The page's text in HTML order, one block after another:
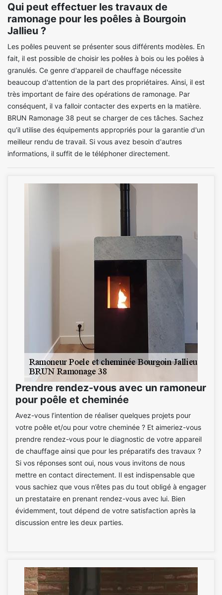
Qui peut effectuer les travaux de
ramonage pour les poêles à Bourgoin
Jallieu ?
Les poêles peuvent se présenter sous différents modèles. En
fait, il est possible de choisir les poêles à bois ou les poêles à
granulés. Ce genre d'appareil de chauffage nécessite
beaucoup d'attention de la part des propriétaires. Ainsi, il est
très important de faire des opérations de ramonage. Par
conséquent, il va falloir contacter des experts en la matière.
BRUN Ramonage 38 peut se charger de ces tâches. Sachez
qu'il utilise des équipements appropriés pour la garantie d'un
meilleur rendu de travail. Si vous avez besoin d'autres
informations, il suffit de le téléphoner directement.
Prendre rendez-vous avec un ramoneur
pour poêle et cheminée
Avez-vous l’intention de réaliser quelques projets pour
votre poêle et/ou pour votre cheminée ? Et aimeriez-vous
prendre rendez-vous pour le diagnostic de votre appareil
de chauffage ainsi que pour les préparatifs des travaux ?
Si vos réponses sont oui, nous vous invitons de nous
mettre en contact directement. Il est indispensable que
vous sachiez que vous n’êtes pas du tout obligé à engager
un prestataire en prenant rendez-vous avec lui. Bien
évidemment, tout dépend de votre satisfaction après la
discussion entre les deux parties.